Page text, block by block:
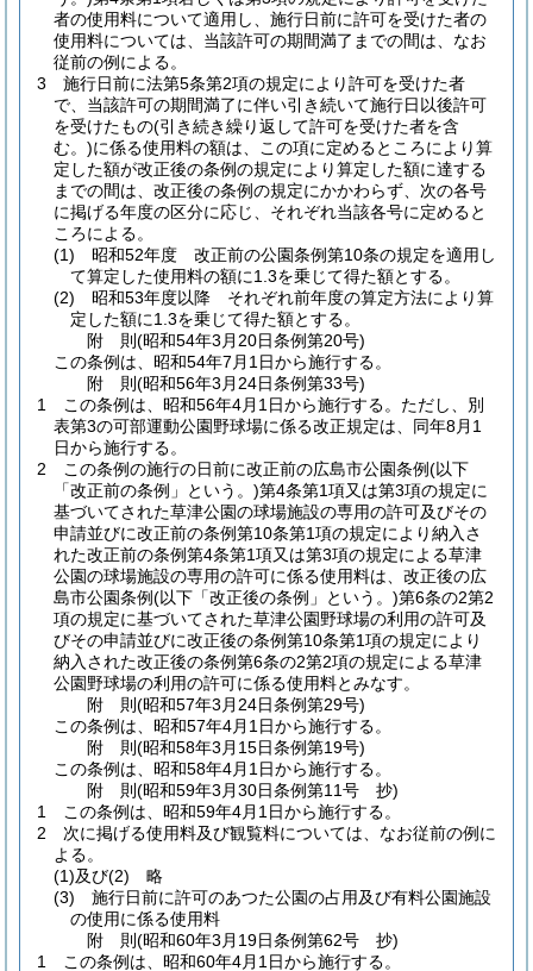
者の使用料について適用し、施行日前に許可を受けた者の
使用料については、当該許可の期間満了までの間は、なお
従前の例による。
3
施行日前に法第5条第2項の規定により許可を受けた者
で、当該許可の期間満了に伴い引き続いて施行日以後許可
を受けたもの(引き続き繰り返して許可を受けた者を含
む。)に係る使用料の額は、この項に定めるところにより算
定した額が改正後の条例の規定により算定した額に達する
までの間は、改正後の条例の規定にかかわらず、次の各号
に掲げる年度の区分に応じ、それぞれ当該各号に定めると
ころによる。
(1)
昭和52年度 改正前の公園条例第10条の規定を適用し
て算定した使用料の額に1.3を乗じて得た額とする。
(2)
昭和53年度以降 それぞれ前年度の算定方法により算
定した額に1.3を乗じて得た額とする。
附 則(昭和54年3月20日条例第20号)
この条例は、昭和54年7月1日から施行する。
附 則(昭和56年3月24日条例第33号)
1
この条例は、昭和56年4月1日から施行する。 ただし、別
表第3の可部運動公園野球場に係る改正規定は、同年8月1
日から施行する。
2
この条例の施行の日前に改正前の広島市公園条例(以下
「改正前の条例」という。)第4条第1項又は第3項の規定に
基づいてされた草津公園の球場施設の専用の許可及びその
申請並びに改正前の条例第10条第1項の規定により納入さ
れた改正前の条例第4条第1項又は第3項の規定による草津
公園の球場施設の専用の許可に係る使用料は、改正後の広
島市公園条例(以下「改正後の条例」という。)第6条の2第2
項の規定に基づいてされた草津公園野球場の利用の許可及
びその申請並びに改正後の条例第10条第1項の規定により
納入された改正後の条例第6条の2第2項の規定による草津
公園野球場の利用の許可に係る使用料とみなす。
附 則(昭和57年3月24日条例第29号)
この条例は、昭和57年4月1日から施行する。
附 則(昭和58年3月15日条例第19号)
この条例は、昭和58年4月1日から施行する。
附 則(昭和59年3月30日条例第11号 抄)
1
この条例は、昭和59年4月1日から施行する。
2
次に掲げる使用料及び観覧料については、なお従前の例に
よる。
(1)及び(2)
略
(3)
施行日前に許可のあつた公園の占用及び有料公園施設
の使用に係る使用料
附 則(昭和60年3月19日条例第62号 抄)
1
この条例は、昭和60年4月1日から施行する。